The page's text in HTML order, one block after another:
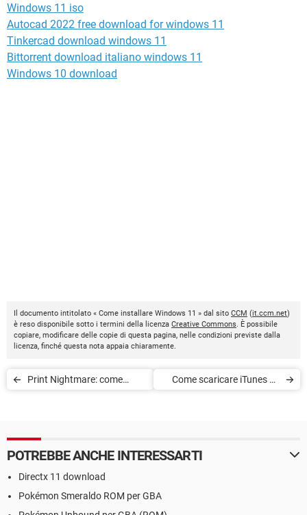
Windows 11 iso
Autocad 2022 free download for windows 11
Tinkercad download windows 11
Bittorrent download italiano windows 11
Windows 10 download
Il documento intitolato « Come installare Windows 11 » dal sito CCM (it.ccm.net)
è reso disponibile sotto i termini della licenza Creative Commons. È possibile
copiare, modificare delle copie di questa pagina, nelle condizioni previste dalla
licenza, finché questa nota appaia chiaramente.
Print Nightmare: come
Come scaricare iTunes su
POTREBBE ANCHE INTERESSARTI
Directx 11 download
Pokémon Smeraldo ROM per GBA